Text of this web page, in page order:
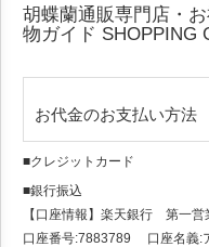
胡蝶蘭通販専門店・
物ガイド SHOPPING
お代金のお支払い方法
■クレジットカード
■銀行振込
【口座情報】楽天銀行 第一
口座番号:7883789 口座名義: